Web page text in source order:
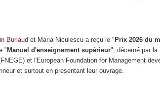
Burlaudet Maria Niculescu a reçu le " Prix 2026 du
"Manuel d'enseignement supérieur", décerné par la
et l'European Foundation for Management
et surtout en presentant leur ouvrage.